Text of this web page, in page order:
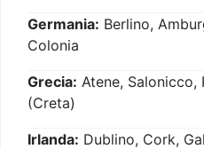
Germania: Berlino,
Colonia
Grecia: Atene, Salonicco,
(Creta)
Irlanda: Dublino, Cork,